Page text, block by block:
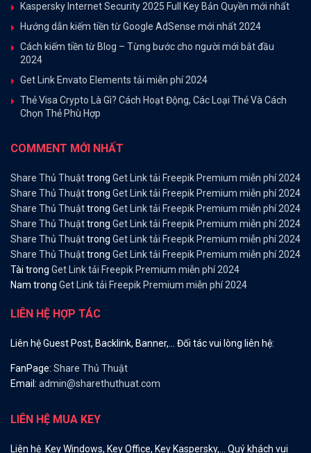
Kaspersky Internet Security 2025 Full Key Bản Quyền mới nhất
Hướng dẫn kiếm tiền từ Google AdSense mới nhất 2024
Cách kiếm tiền từ Blog – Từng bước cho người mới bắt đầu
2024
Get Link Envato Elements tải miễn phí 2024
Thẻ Visa Crypto Là Gì? Cách Hoạt Động, Các Loại Thẻ Và Cách
Chọn Thẻ Phù Hợp
COMMENT MỚI NHẤT
Share Thủ Thuậttrong Get Link tải Freepik Premium miễn phí 2024
Share Thủ Thuậttrong Get Link tải Freepik Premium miễn phí 2024
Share Thủ Thuậttrong Get Link tải Freepik Premium miễn phí 2024
Share Thủ Thuậttrong Get Link tải Freepik Premium miễn phí 2024
Share Thủ Thuậttrong Get Link tải Freepik Premium miễn phí 2024
Share Thủ Thuậttrong Get Link tải Freepik Premium miễn phí 2024
Tài trong Get Link tải Freepik Premium miễn phí 2024
Nam trong Get Link tải Freepik Premium miễn phí 2024
LIÊN HỆ HỢP TÁC
Liên hệ Guest Post, Backlink, Banner,… Đối tác vui lòng liên hệ:
FanPage: Share Thủ Thuật
Email: admin@sharethuthuat.com
LIÊN HỆ MUA KEY
Liên hệ Key Windows, Key Office, Key Kaspersky,… Quý khách vui